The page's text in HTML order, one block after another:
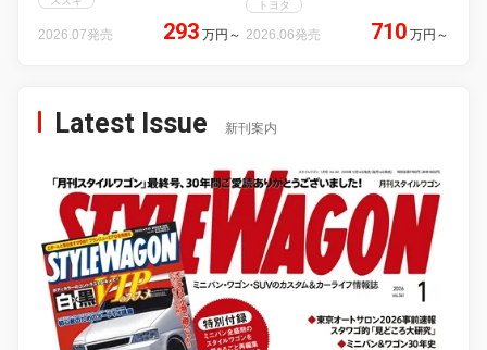
2026.07発売 293 万円 ～
トヨタ
2026.06発売 710 万円 ～
Latest Issue 新刊案内